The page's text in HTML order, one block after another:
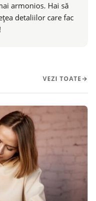
armonios. Hai să
detaliilor care fac
VEZI TOATE